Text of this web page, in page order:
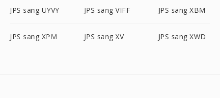
JPS sang UYVY JPS sang VIFF JPS sang XBM
JPS sang XPM JPS sang XV JPS sang XWD